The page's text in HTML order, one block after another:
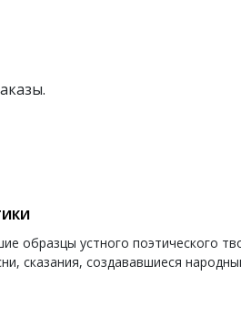
образцы устного поэтического
сказания, создававшиеся